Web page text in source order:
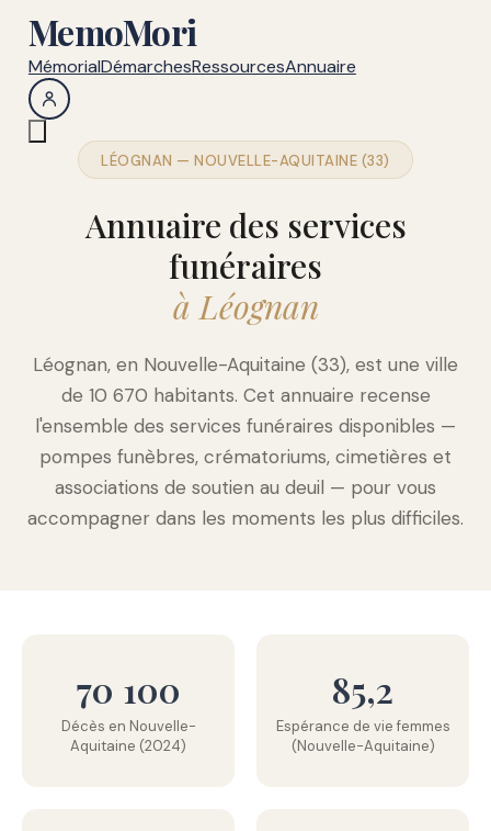
MemoMori
MémorialDémarchesRessourcesAnnuaire
LÉOGNAN — NOUVELLE-AQUITAINE (33)
Annuaire des services
funéraires
à Léognan
Léognan, en Nouvelle-Aquitaine (33), est une ville
de 10 670 habitants. Cet annuaire recense
l'ensemble des services funéraires disponibles —
pompes funèbres, crématoriums, cimetières et
associations de soutien au deuil — pour vous
accompagner dans les moments les plus difficiles.
70 100
Décès en Nouvelle-
Aquitaine (2024)
85,2
Espérance de vie femmes
(Nouvelle-Aquitaine)